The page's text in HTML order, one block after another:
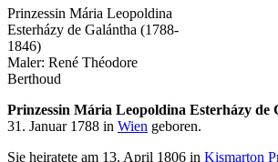
Prinzessin Mária Leopoldina
Esterházy de Galántha (1788-
1846)
Maler: René Théodore
Berthoud
Prinzessin Mária Leopoldina Esterházy de
31. Januar 1788 in Wien geboren.
Sie heiratete am 13. April 1806 in Kismarton